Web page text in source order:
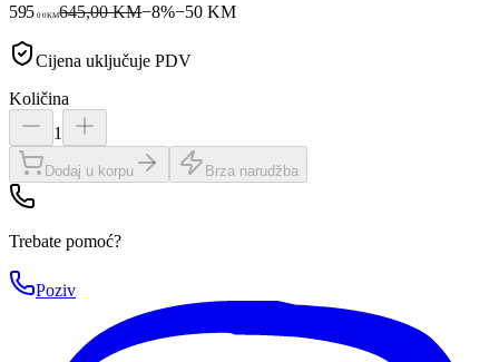
595 00KM645,00 KM−8%−50 KM
Cijena uključuje PDV
Količina
1
Dodaj u korpu Brza narudžba
Trebate pomoć?
Poziv